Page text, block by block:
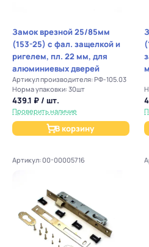
Замок врезной 25/85мм
(153-25) с фал. защелкой и
ригелем, пл. 22 мм, для
алюминиевых дверей
Артикул производителя: РФ-105.03
Норма упаковки: 30шт
439.1 ₽ / шт.
Проверить наличие
В корзину
Артикул: 00-00005716